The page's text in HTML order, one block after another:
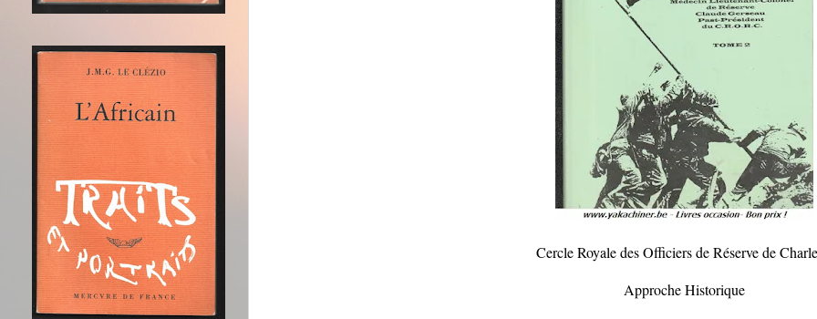
Cercle Royale des Officiers de Réserve de
Approche Historique